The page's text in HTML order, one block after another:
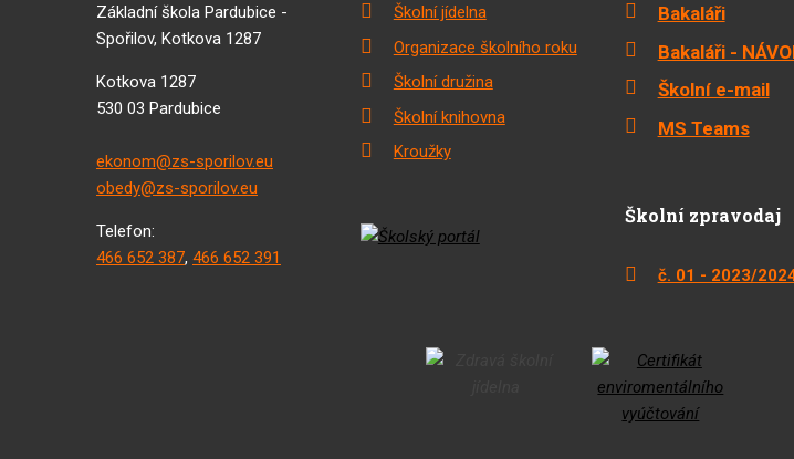
Základní škola Pardubice -
Spořilov, Kotkova 1287
Kotkova 1287
530 03 Pardubice
ekonom@zs-sporilov.eu
obedy@zs-sporilov.eu
Telefon:
466 652 387, 466 652 391
Školní jídelna
Organizace školního roku
Školní družina
Školní knihovna
Kroužky
Bakaláři
Bakaláři -
Školní e-mail
MS Teams
Školní zpravodaj
č. 01 - 2023/